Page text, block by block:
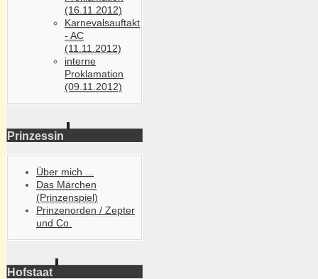
(16.11.2012)
Karnevalsauftakt
- AC
(11.11.2012)
interne
Proklamation
(09.11.2012)
Prinzessin
Über mich ...
Das Märchen
(Prinzenspiel)
Prinzenorden / Zepter
und Co.
Hofstaat